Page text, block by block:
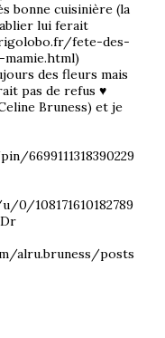
bonne cuisinière (la
lui ferait
fete-des-
des fleurs mais
pas de refus ♥
Bruness) et je
6699111318390229
108171610182789
alru.bruness/posts